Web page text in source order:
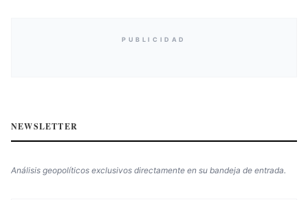
PUBLICIDAD
NEWSLETTER
Análisis geopolíticos exclusivos directamente en su bandeja de entrada.